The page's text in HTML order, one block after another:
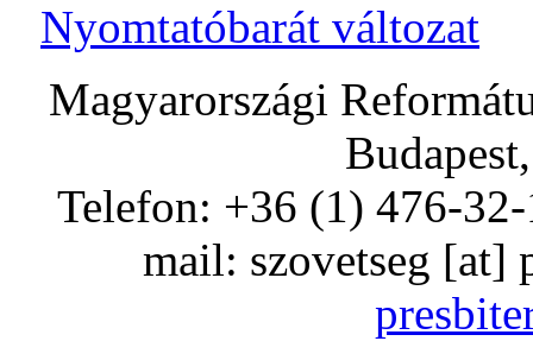
Nyomtatóbarát változat
Magyarországi
Telefon: +36 (1) 476-
mail: szovetseg [at]